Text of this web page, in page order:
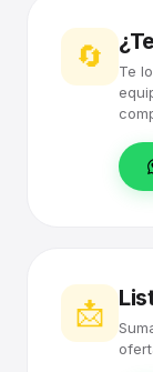
🔄
Te
📩